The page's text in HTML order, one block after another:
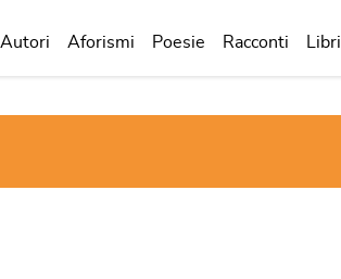
Autori Aforismi Poesie Racconti Libri